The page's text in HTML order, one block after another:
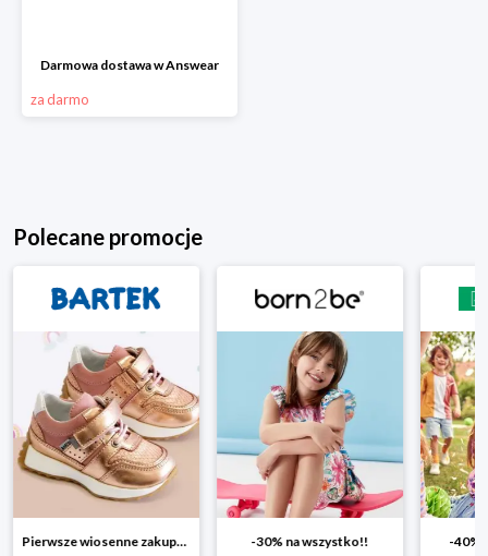
Darmowa dostawa w Answear
za darmo
Polecane promocje
-30% na wszystko!! -40% na drugą sztukę